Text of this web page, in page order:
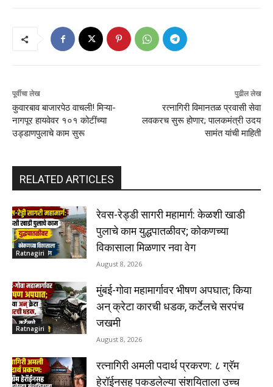
पूर्वीचा लेख
कुवारबाव बाजारपेठ वाचली! मिऱ्या-
नागपूर हायवेवर १०१ कोटींच्या
उड्डाणपुलाचे काम सुरू
पुढील लेख
रत्नागिरी विमानतळ प्रवासी सेवा
लवकरच सुरू होणार; पालकमंत्री उदय
सामंत यांची माहिती
RELATED ARTICLES
Ratnagiri
रेवस-रेड्डी सागरी महामार्ग: केळशी खाडी
पुलाचे काम युद्धपातळीवर; कोकणच्या
विकासाला मिळणार नवा वेग
August 8, 2026
Ratnagiri
मुंबई-गोवा महामार्गावर भीषण अपघात; किया
अन् क्रेटा कारची धडक, कर्टेलचे सरपंच
जखमी
August 8, 2026
रत्नागिरी अमली पदार्थ प्रकरण: ८ ग्रॅम
हेरॉईनसह पकडलेल्या संशयिताला उच्च